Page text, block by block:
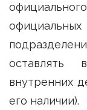
оставлять
внутренних
его наличии).